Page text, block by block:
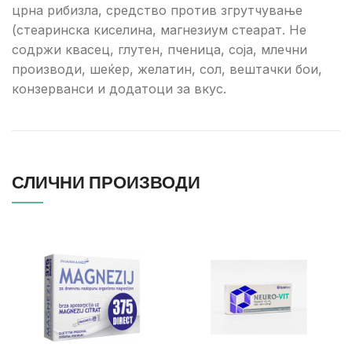
црна рибизла, средство против згрутчување
(стеаринска киселина, магнезиум стеарат. Не
содржи квасец, глутен, пченица, соја, млечни
производи, шеќер, желатин, сол, вештачки бои,
конзерванси и додатоци за вкус.
СЛИЧНИ ПРОИЗВОДИ